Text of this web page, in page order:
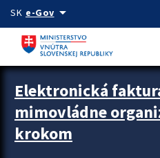
Preskocit na hlavný obsah
SK e-Govarrow_drop_down
Zastavit automatický posun upútavok
Elektronická
mimovládne
krokom